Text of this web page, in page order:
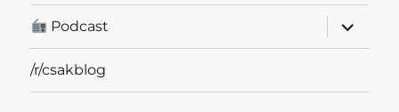
Podcast
almenü
/r/csakblog